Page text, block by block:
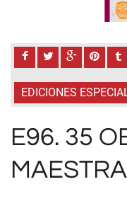
EDICIONES
E96. 35